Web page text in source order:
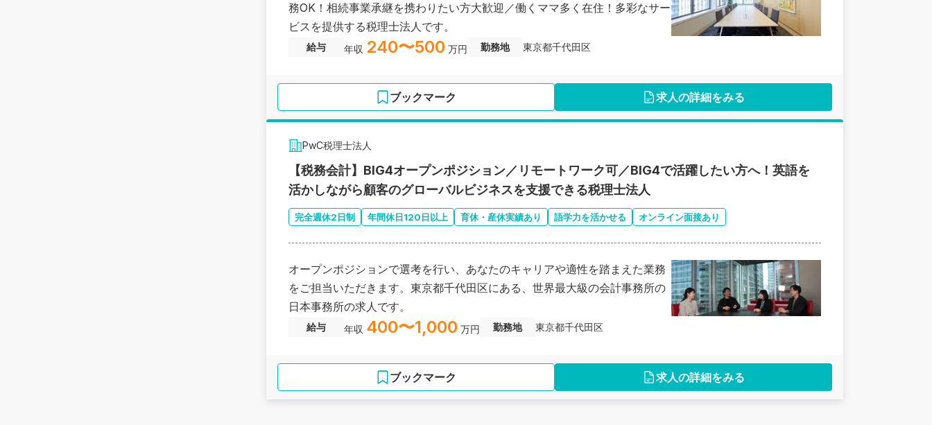
務OK！相続事業承継を携わりたい方大歓迎／働くママ多く在住！多彩なサー
ビスを提供する税理士法人です。
給与 年収 240〜500 万円 勤務地 東京都千代田区
ブックマーク 求人の詳細をみる
PwC税理士法人
【税務会計】BIG4オープンポジション／リモートワーク可／BIG4で活躍したい方へ！英語を
活かしながら顧客のグローバルビジネスを支援できる税理士法人
完全週休2日制 年間休日120日以上 育休・産休実績あり 語学力を活かせる オンライン面接あり
オープンポジションで選考を行い、あなたのキャリアや適性を踏まえた業務
をご担当いただきます。東京都千代田区にある、世界最大級の会計事務所の
日本事務所の求人です。
給与 年収 400〜1,000 万円 勤務地 東京都千代田区
ブックマーク 求人の詳細をみる